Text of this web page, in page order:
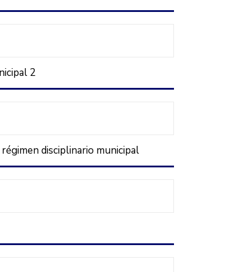
2
disciplinario municipal